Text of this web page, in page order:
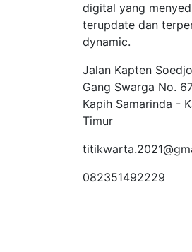
digital yang
terupdate dan
dynamic.
Jalan Kapten
Gang Swarga No.
Kapih Samarinda -
Timur
082351492229